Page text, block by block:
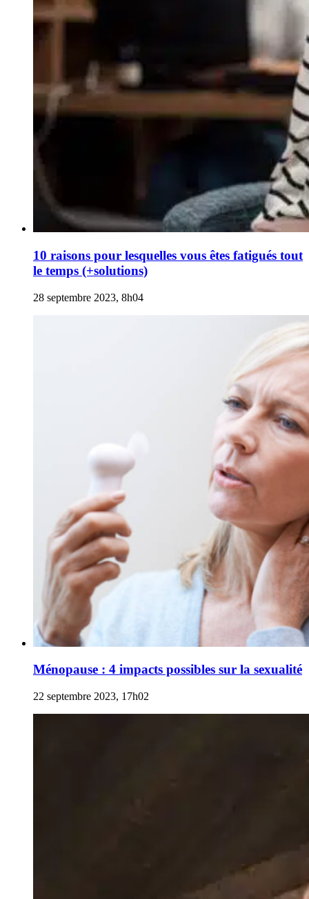
10 raisons pour lesquelles vous êtes fatigués tout
le temps (+solutions)
28 septembre 2023, 8h04
Ménopause : 4 impacts possibles sur la sexualité
22 septembre 2023, 17h02